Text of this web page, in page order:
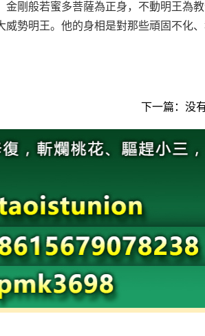
剛般若蜜多菩薩為正身，不動明王為
勢明王。他的身相是對那些頑固不化
下一篇：没